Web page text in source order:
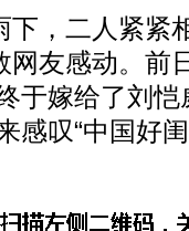
，二人紧紧
网友感动。前
于嫁给了刘
感叹“中国好